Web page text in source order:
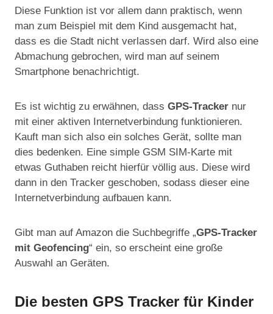
Diese Funktion ist vor allem dann praktisch, wenn
man zum Beispiel mit dem Kind ausgemacht hat,
dass es die Stadt nicht verlassen darf. Wird also eine
Abmachung gebrochen, wird man auf seinem
Smartphone benachrichtigt.
Es ist wichtig zu erwähnen, dass GPS-Tracker nur
mit einer aktiven Internetverbindung funktionieren.
Kauft man sich also ein solches Gerät, sollte man
dies bedenken. Eine simple GSM SIM-Karte mit
etwas Guthaben reicht hierfür völlig aus. Diese wird
dann in den Tracker geschoben, sodass dieser eine
Internetverbindung aufbauen kann.
Gibt man auf Amazon die Suchbegriffe „GPS-Tracker
mit Geofencing“ ein, so erscheint eine große
Auswahl an Geräten.
Die besten GPS Tracker für Kinder